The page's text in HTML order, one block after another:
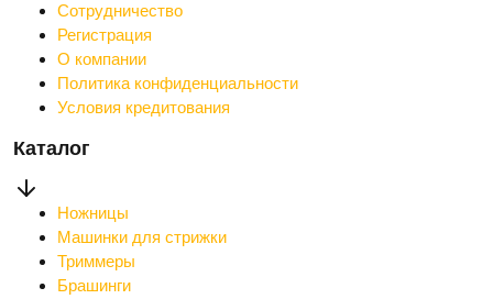
Сотрудничество
Регистрация
О компании
Политика конфиденциальности
Условия кредитования
Каталог
Ножницы
Машинки для стрижки
Триммеры
Брашинги